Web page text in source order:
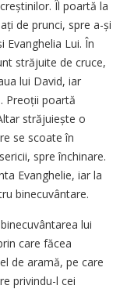
Îl poartă la
de prunci, spre a-și
Lui. În
străjuite de cruce,
lui David, iar
Preoții poartă
străjuiește o
se scoate în
spre închinare.
Evanghelie, iar la
binecuvântare.
lui
care făcea
de aramă, pe care
privindu-l cei